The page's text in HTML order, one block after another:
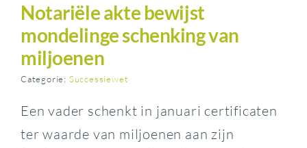
Notariële akte bewijst
mondelinge schenking van
miljoenen
Categorie: Successiewet
Een vader schenkt in januari certificaten
ter waarde van miljoenen aan zijn